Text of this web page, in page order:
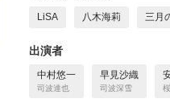
LiSA 八木海莉 三月
出演者
中村悠一
司波達也
早見沙織
司波深雪